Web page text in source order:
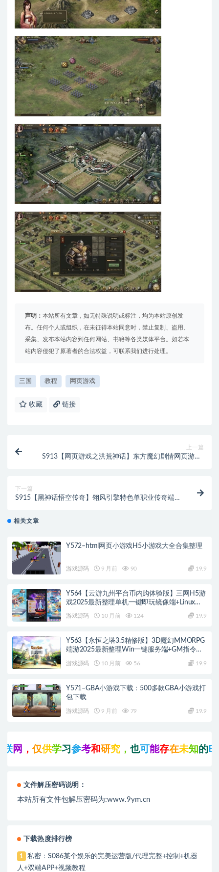
声明： 本站所有文章，如无特殊说明或标注，均为本站原创发
布。任何个人或组织，在未征得本站同意时，禁止复制、盗用、
采集、发布本站内容到任何网站、书籍等各类媒体平台。如若本
站内容侵犯了原著者的合法权益，可联系我们进行处理。
三国 教程 网页游戏
收藏 链接
上一篇
S913【网页游戏之洪荒神话】东方魔幻剧情网页游戏-
下一篇
S915【黑神话悟空传奇】翎风引擎特色单职业传奇端
相关文章
Y572–html网页小游戏H5小游戏大全合集整理
游戏源码 9 月前 90 19.9
Y564【云游九州平台币内购体验版】三网H5游
戏2025最新整理单机一键即玩镜像端+Linux手
游戏源码 10 月前 124 19.9
Y563【永恒之塔3.5精修版】3D魔幻MMORPG
端游2025最新整理Win一键服务端+GM指令
游戏源码 10 月前 56 19.9
Y571–GBA小游戏下载：500多款GBA小游戏打
包下载
游戏源码 9 月前 79 19.9
仅供学习参考和研究，也可能存在未知的BUG与
文件解压密码说明：
本站所有文件包解压密码为:www.9ym.cn
下载热度排行榜
1
私密：S086某个娱乐的完美运营版/代理完整+控制+机器
人+双端APP+视频教程